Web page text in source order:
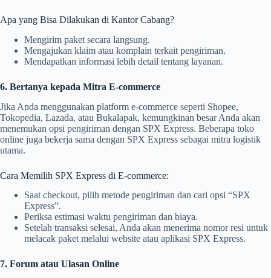
Apa yang Bisa Dilakukan di Kantor Cabang?
Mengirim paket secara langsung.
Mengajukan klaim atau komplain terkait pengiriman.
Mendapatkan informasi lebih detail tentang layanan.
6. Bertanya kepada Mitra E-commerce
Jika Anda menggunakan platform e-commerce seperti Shopee,
Tokopedia, Lazada, atau Bukalapak, kemungkinan besar Anda akan
menemukan opsi pengiriman dengan SPX Express. Beberapa toko
online juga bekerja sama dengan SPX Express sebagai mitra logistik
utama.
Cara Memilih SPX Express di E-commerce:
Saat checkout, pilih metode pengiriman dan cari opsi “SPX
Express”.
Periksa estimasi waktu pengiriman dan biaya.
Setelah transaksi selesai, Anda akan menerima nomor resi untuk
melacak paket melalui website atau aplikasi SPX Express.
7. Forum atau Ulasan Online